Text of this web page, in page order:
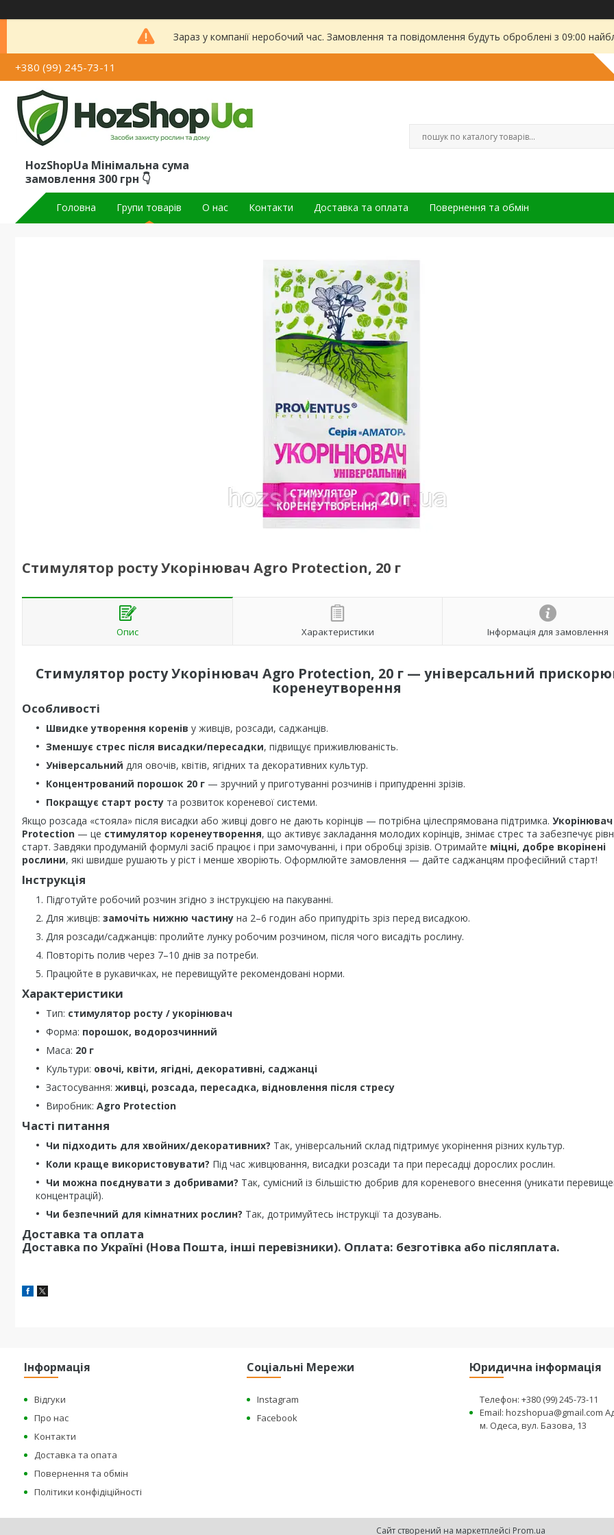
Зараз у компанії неробочий час. Замовлення та повідомлення будуть оброблені з 09:00
+380 (99) 245-73-11
HozShopUa Мінімальна сума
замовлення 300 грн 👇
Головна Групи товарів О нас Контакти Доставка та оплата Повернення та обмін
Стимулятор росту Укорінювач Agro Protection, 20 г
Опис Характеристики Інформація для замовлення
Стимулятор росту Укорінювач Agro Protection, 20 г — універсальний
коренеутворення
Особливості
Швидке утворення коренів у живців, розсади, саджанців.
Зменшує стрес після висадки/пересадки, підвищує приживлюваність.
Універсальний для овочів, квітів, ягідних та декоративних культур.
Концентрований порошок 20 г — зручний у приготуванні розчинів і припудренні зрізів.
Покращує старт росту та розвиток кореневої системи.
Якщо розсада «стояла» після висадки або живці довго не дають корінців — потрібна цілеспрямована підтримка.
Protection — це стимулятор коренеутворення, що активує закладання молодих корінців, знімає стрес та забезпечує
старт. Завдяки продуманій формулі засіб працює і при замочуванні, і при обробці зрізів. Отримайте міцні, добре вкорінені
рослини, які швидше рушають у ріст і менше хворіють. Оформлюйте замовлення — дайте саджанцям професійний старт!
Інструкція
Підготуйте робочий розчин згідно з інструкцією на пакуванні.
Для живців: замочіть нижню частину на 2–6 годин або припудріть зріз перед висадкою.
Для розсади/саджанців: пролийте лунку робочим розчином, після чого висадіть рослину.
Повторіть полив через 7–10 днів за потреби.
Працюйте в рукавичках, не перевищуйте рекомендовані норми.
Характеристики
Тип: стимулятор росту / укорінювач
Форма: порошок, водорозчинний
Маса: 20 г
Культури: овочі, квіти, ягідні, декоративні, саджанці
Застосування: живці, розсада, пересадка, відновлення після стресу
Виробник: Agro Protection
Часті питання
Чи підходить для хвойних/декоративних? Так, універсальний склад підтримує укорінення різних культур.
Коли краще використовувати? Під час живцювання, висадки розсади та при пересадці дорослих рослин.
Чи можна поєднувати з добривами? Так, сумісний із більшістю добрив для кореневого внесення (уникати
концентрацій).
Чи безпечний для кімнатних рослин? Так, дотримуйтесь інструкції та дозувань.
Доставка та оплата
Доставка по Україні (Нова Пошта, інші перевізники). Оплата: безготівка або післяплата.
Інформація
Відгуки
Про нас
Контакти
Доставка та опата
Повернення та обмін
Політики конфідіційності
Соціальні Мережи
Instagram
Facebook
Юридична інформація
Телефон: +380 (99) 245-73-11
Email: hozshopua@gmail.com
м. Одеса, вул. Базова, 13
Сайт створений на маркетплейсі Prom.ua